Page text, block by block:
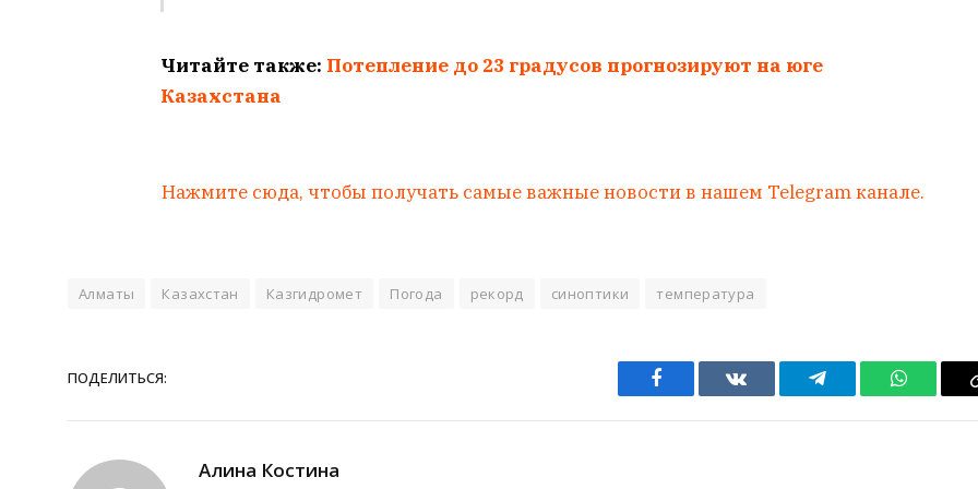
Читайте также: Потепление до 23 градусов прогнозируют на юге
Казахстана
Нажмите сюда, чтобы получать самые важные новости в нашем Telegram канале.
Алматы Казахстан Казгидромет Погода рекорд синоптики температура
ПОДЕЛИТЬСЯ:
Facebook VKontakteTelegram
Алина Костина